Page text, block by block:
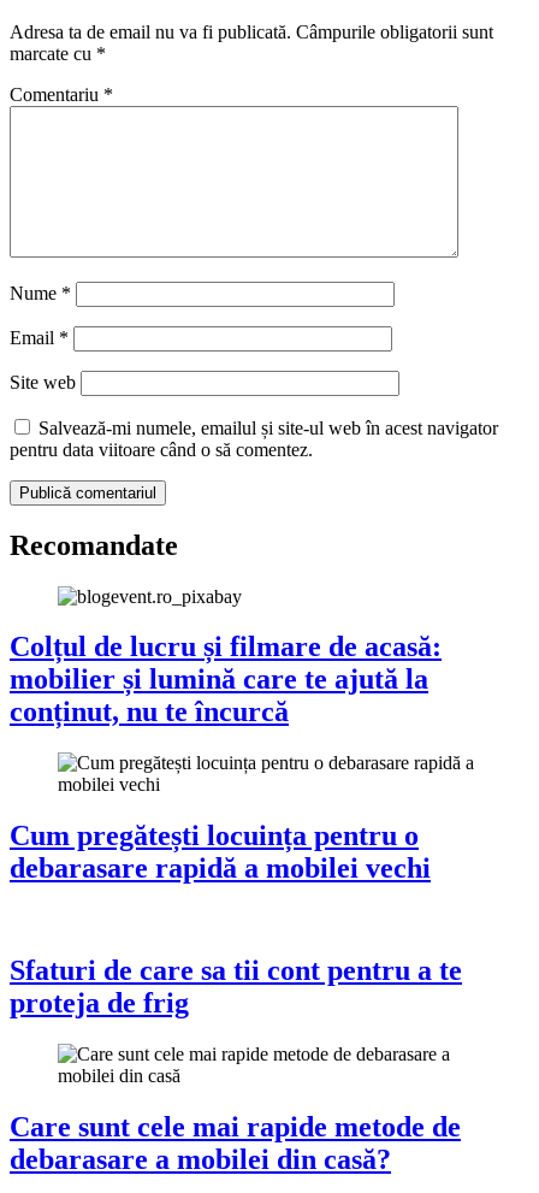
Adresa ta de email nu va fi publicată. Câmpurile obligatorii sunt
marcate cu *
Comentariu *
Nume *
Email *
Site web
Salvează-mi numele, emailul și site-ul web în acest navigator
pentru data viitoare când o să comentez.
Recomandate
Colțul de lucru și filmare de acasă:
mobilier și lumină care te ajută la
conținut, nu te încurcă
Cum pregătești locuința pentru o
debarasare rapidă a mobilei vechi
Sfaturi de care sa tii cont pentru a te
proteja de frig
Care sunt cele mai rapide metode de
debarasare a mobilei din casă?